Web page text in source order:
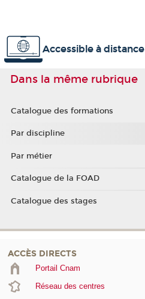
Accessible à distance
Dans la même rubrique
Catalogue des formations
Par discipline
Par métier
Catalogue de la FOAD
Catalogue des stages
ACCÈS DIRECTS
Portail Cnam
Réseau des centres